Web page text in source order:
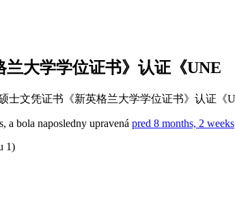
大学学位证书》认证《UNE
士文凭证书《新英格兰大学学位证书》认证《
a bola naposledny upravená pred 8 months, 2 weeks
1)